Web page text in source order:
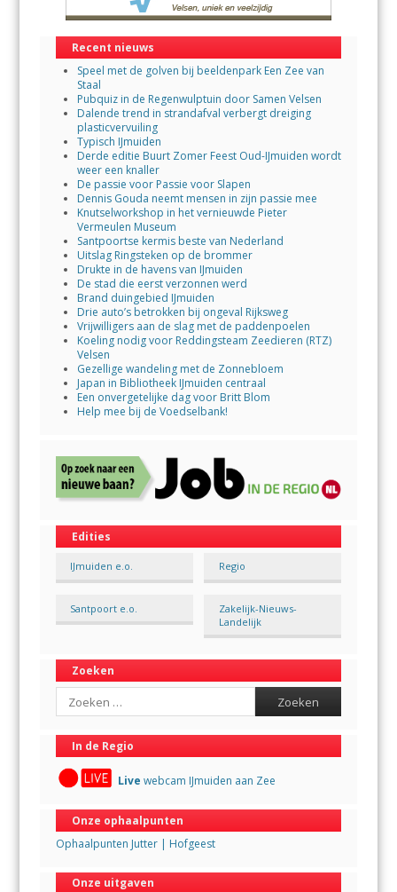
Recent nieuws
Speel met de golven bij beeldenpark Een Zee van
Staal
Pubquiz in de Regenwulptuin door Samen Velsen
Dalende trend in strandafval verbergt dreiging
plasticvervuiling
Typisch IJmuiden
Derde editie Buurt Zomer Feest Oud-IJmuiden wordt
weer een knaller
De passie voor Passie voor Slapen
Dennis Gouda neemt mensen in zijn passie mee
Knutselworkshop in het vernieuwde Pieter
Vermeulen Museum
Santpoortse kermis beste van Nederland
Uitslag Ringsteken op de brommer
Drukte in de havens van IJmuiden
De stad die eerst verzonnen werd
Brand duingebied IJmuiden
Drie auto’s betrokken bij ongeval Rijksweg
Vrijwilligers aan de slag met de paddenpoelen
Koeling nodig voor Reddingsteam Zeedieren (RTZ)
Velsen
Gezellige wandeling met de Zonnebloem
Japan in Bibliotheek IJmuiden centraal
Een onvergetelijke dag voor Britt Blom
Help mee bij de Voedselbank!
Edities
IJmuiden e.o. Regio
Santpoort e.o.
Zakelijk-Nieuws-
Landelijk
Zoeken
Search
In de Regio
Live webcam IJmuiden aan Zee
Onze ophaalpunten
Ophaalpunten Jutter | Hofgeest
Onze uitgaven